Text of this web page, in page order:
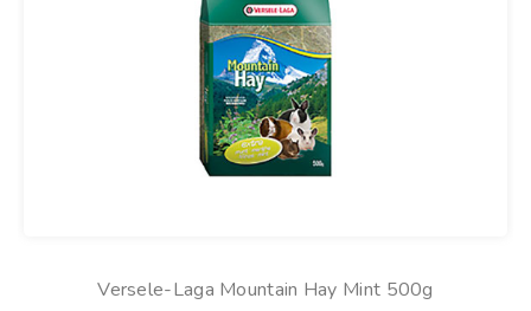
Versele-Laga Mountain Hay Mint 500g